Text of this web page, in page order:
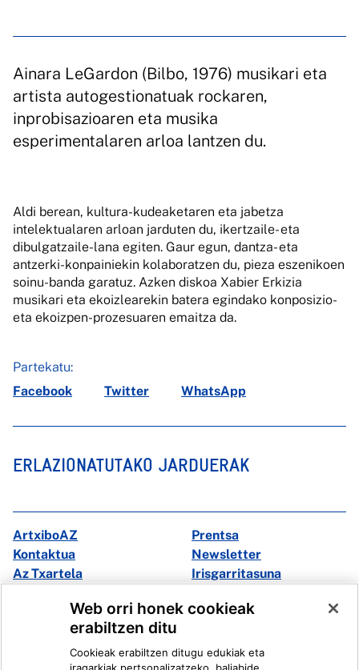
Ainara LeGardon (Bilbo, 1976) musikari eta
artista autogestionatuak rockaren,
inprobisazioaren eta musika
esperimentalaren arloa lantzen du.
Aldi berean, kultura-kudeaketaren eta jabetza
intelektualaren arloan jarduten du, ikertzaile- eta
dibulgatzaile-lana egiten. Gaur egun, dantza- eta
antzerki-konpainiekin kolaboratzen du, pieza eszenikoen
soinu-banda garatuz. Azken diskoa Xabier Erkizia
musikari eta ekoizlearekin batera egindako konposizio-
eta ekoizpen-prozesuaren emaitza da.
Partekatu:
Facebook
Twitter WhatsApp
ERLAZIONATUTAKO JARDUERAK
ArtxiboAZ
Prentsa
Kontaktua
Newsletter
Az Txartela
Irisgarritasuna
Instagram
Youtube
Web orri honek cookieak
erabiltzen ditu
Cookieak erabiltzen ditugu edukiak eta